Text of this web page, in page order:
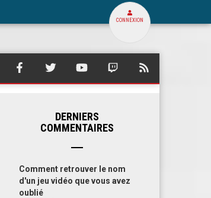
CONNEXION
SQUARE
SQUARE SQUARE SQUARE SQUARE
DERNIERS
COMMENTAIRES
Comment retrouver le nom
d'un jeu vidéo que vous avez
oublié